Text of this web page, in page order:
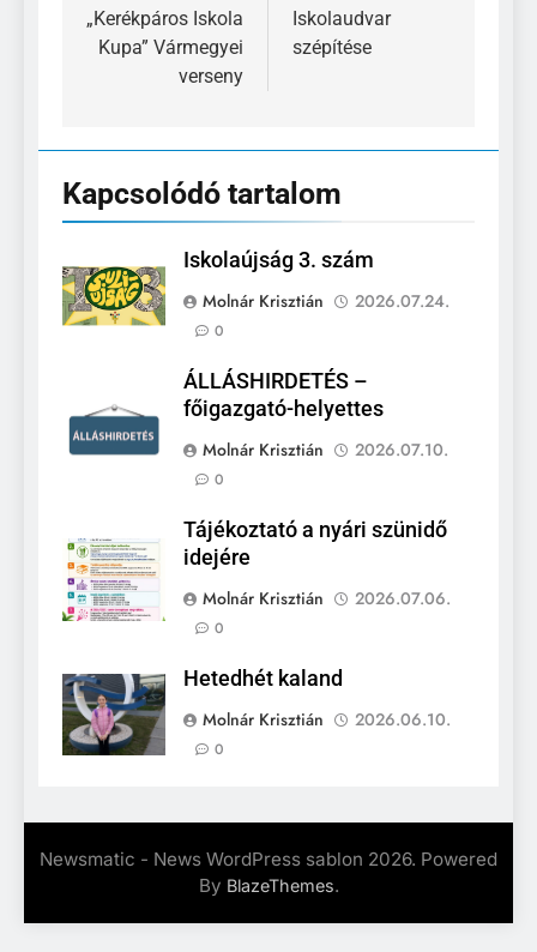
navigáció
„Kerékpáros Iskola
Kupa” Vármegyei
verseny
Iskolaudvar
szépítése
Kapcsolódó tartalom
Iskolaújság 3. szám
Molnár Krisztián
2026.07.24.
0
ÁLLÁSHIRDETÉS –
főigazgató-helyettes
Molnár Krisztián
2026.07.10.
0
Tájékoztató a nyári szünidő
idejére
Molnár Krisztián
2026.07.06.
0
Hetedhét kaland
Molnár Krisztián
2026.06.10.
0
Newsmatic - News WordPress sablon 2026. Powered
By BlazeThemes.